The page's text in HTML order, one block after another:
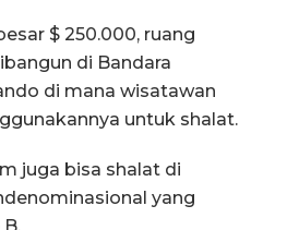
$ 250.000, ruang
di Bandara
di mana wisatawan
untuk shalat.
juga bisa shalat di
yang